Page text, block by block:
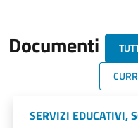
Documenti
SERVIZI EDUCATIVI,